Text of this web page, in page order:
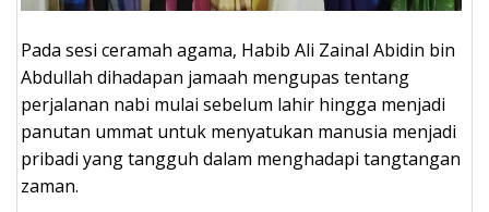
Pada sesi ceramah agama, Habib Ali Zainal Abidin bin
Abdullah dihadapan jamaah mengupas tentang
perjalanan nabi mulai sebelum lahir hingga menjadi
panutan ummat untuk menyatukan manusia menjadi
pribadi yang tangguh dalam menghadapi tangtangan
zaman.